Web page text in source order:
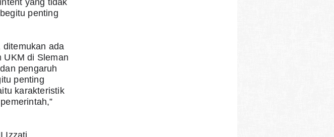
penting
ditemukan ada
UKM di Sleman
pengaruh
penting
karakteristik
Izzati